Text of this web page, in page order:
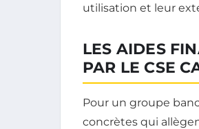
utilisation et leur
LES AIDES
PAR LE CSE
Pour un groupe
concrètes qui